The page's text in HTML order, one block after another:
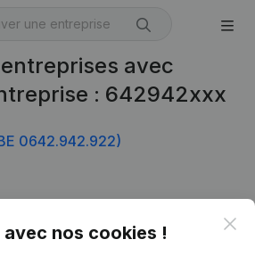
avec
: 642942xxx
0642.942.922)
nos cookies !
Informations d’entreprise